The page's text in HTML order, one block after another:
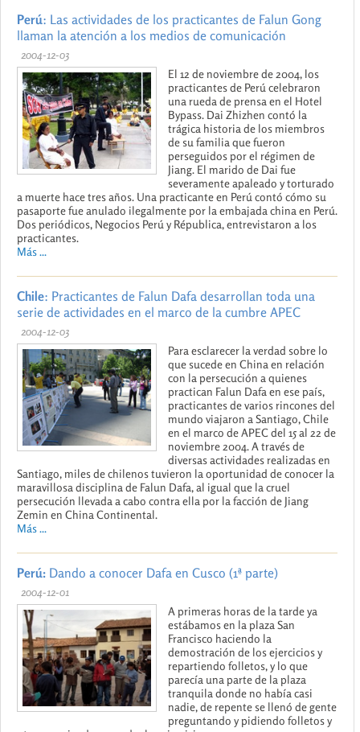
Perú: Las actividades de los practicantes de Falun Gong
llaman la atención a los medios de comunicación
2004-12-03
El 12 de noviembre de 2004, los
practicantes de Perú celebraron
una rueda de prensa en el Hotel
Bypass. Dai Zhizhen contó la
trágica historia de los miembros
de su familia que fueron
perseguidos por el régimen de
Jiang. El marido de Dai fue
severamente apaleado y torturado
a muerte hace tres años. Una practicante en Perú contó cómo su
pasaporte fue anulado ilegalmente por la embajada china en Perú.
Dos periódicos, Negocios Perú y Républica, entrevistaron a los
practicantes.
Más ...
Chile: Practicantes de Falun Dafa desarrollan toda una
serie de actividades en el marco de la cumbre APEC
2004-12-03
Para esclarecer la verdad sobre lo
que sucede en China en relación
con la persecución a quienes
practican Falun Dafa en ese país,
practicantes de varios rincones del
mundo viajaron a Santiago, Chile
en el marco de APEC del 15 al 22 de
noviembre 2004. A través de
diversas actividades realizadas en
Santiago, miles de chilenos tuvieron la oportunidad de conocer la
maravillosa disciplina de Falun Dafa, al igual que la cruel
persecución llevada a cabo contra ella por la facción de Jiang
Zemin en China Continental.
Más ...
Perú: Dando a conocer Dafa en Cusco (1ª parte)
2004-12-01
A primeras horas de la tarde ya
estábamos en la plaza San
Francisco haciendo la
demostración de los ejercicios y
repartiendo folletos, y lo que
parecía una parte de la plaza
tranquila donde no había casi
nadie, de repente se llenó de gente
preguntando y pidiendo folletos y